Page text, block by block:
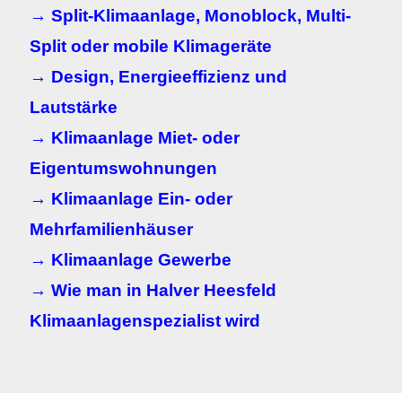
→ Split-Klimaanlage, Monoblock, Multi-
Split oder mobile Klimageräte
→ Design, Energieeffizienz und
Lautstärke
→ Klimaanlage Miet- oder
Eigentumswohnungen
→ Klimaanlage Ein- oder
Mehrfamilienhäuser
→ Klimaanlage Gewerbe
→ Wie man in Halver Heesfeld
Klimaanlagenspezialist wird